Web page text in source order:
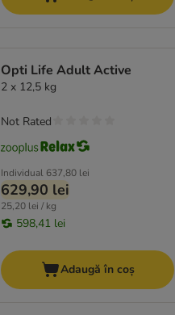
Opti Life Adult Active
2 x 12,5 kg
Individual 637,80 lei
629,90 lei
25,20 lei / kg
598,41 lei
Not Rated
Adaugă în coș